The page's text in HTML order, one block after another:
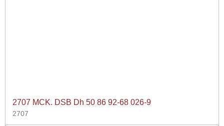
2707 MCK. DSB Dh 50 86 92-68 026-9
2707